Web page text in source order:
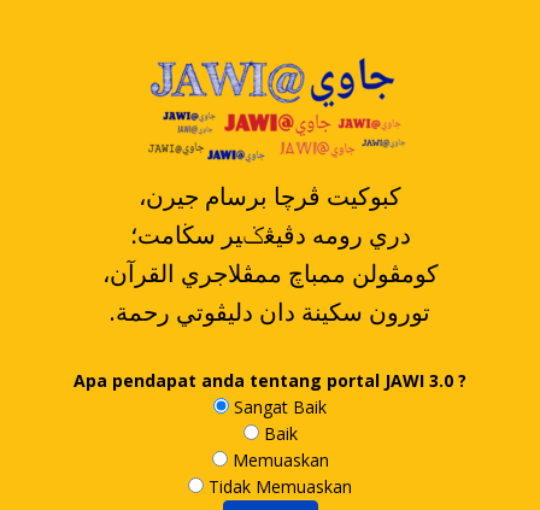
،کبوکيت ڤرچا برسام جيرن
دري رومه دڤيڠݢير سڬامت؛
،کومڤولن ممباچ ممڤلاجري القرآن
.تورون سکينة دان دليڤوتي رحمة
Apa pendapat anda tentang portal JAWI 3.0 ?
Sangat Baik
Baik
Memuaskan
Tidak Memuaskan